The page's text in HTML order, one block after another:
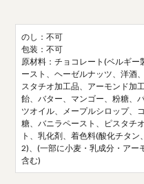
のし：不可
包装：不可
原材料：チョコレート(ベルギ
ースト、ヘーゼルナッツ、洋酒
スタチオ加工品、アーモンド加
飴、バター、マンゴー、粉糖、
ツオイル、メープルシロップ、
糖、バニラペースト、ピスタチ
ト、乳化剤、着色料(酸化チタ
2)、(一部に小麦・乳成分・アー
含む)